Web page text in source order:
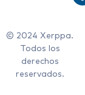
© 2024 Xerppa.
Todos los
derechos
reservados.